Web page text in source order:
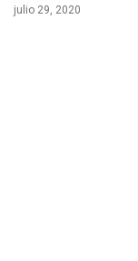
julio 29, 2020